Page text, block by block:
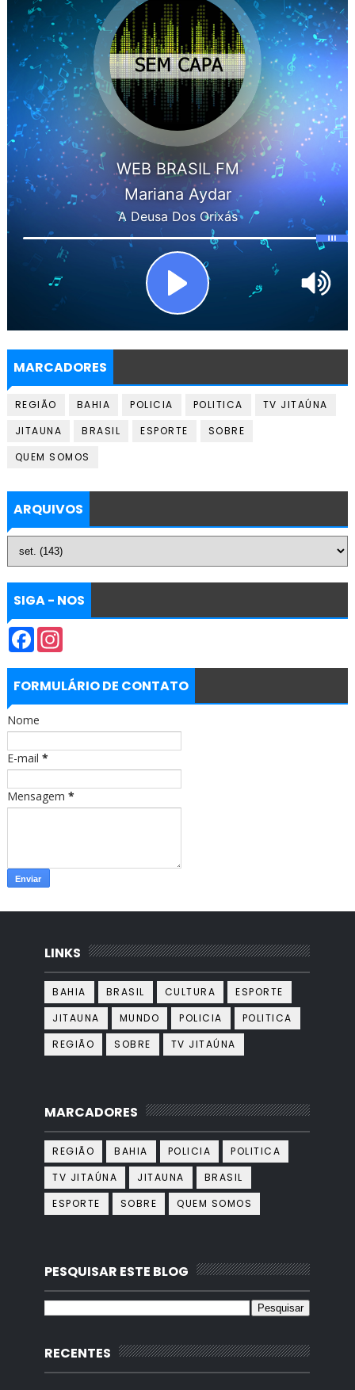
MARCADORES
REGIÃO BAHIA POLICIA POLITICA
TV JITAÚNA
JITAUNA
BRASIL ESPORTE
SOBRE
QUEM SOMOS
ARQUIVOS
SIGA - NOS
F
e
b
o
k
I
t
a
r
m
FORMULÁRIO DE CONTATO
Nome
E-mail *
Mensagem *
LINKS
BAHIA BRASIL CULTURA
ESPORTE
JITAUNA
MUNDO POLICIA
POLITICA
REGIÃO
SOBRE TV JITAÚNA
MARCADORES
REGIÃO BAHIA POLICIA
POLITICA
TV JITAÚNA
JITAUNA
BRASIL
ESPORTE
SOBRE QUEM SOMOS
PESQUISAR ESTE BLOG
RECENTES